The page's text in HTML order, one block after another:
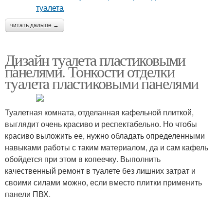
читать дальше →
Дизайн туалета пластиковыми
панелями. Тонкости отделки
туалета пластиковыми панелями
Туалетная комната, отделанная кафельной плиткой,
выглядит очень красиво и респектабельно. Но чтобы
красиво выложить ее, нужно обладать определенными
навыками работы с таким материалом, да и сам кафель
обойдется при этом в копеечку. Выполнить
качественный ремонт в туалете без лишних затрат и
своими силами можно, если вместо плитки применить
панели ПВХ.